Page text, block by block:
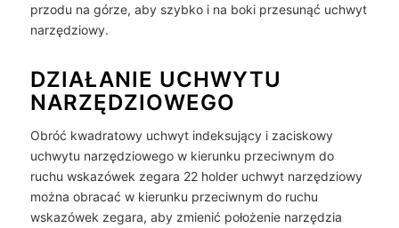
przodu na górze, aby szybko i na boki przesunąć uchwyt
narzędziowy.
DZIAŁANIE UCHWYTU
NARZĘDZIOWEGO
Obróć kwadratowy uchwyt indeksujący i zaciskowy
uchwytu narzędziowego w kierunku przeciwnym do
ruchu wskazówek zegara 22 holder uchwyt narzędziowy
można obracać w kierunku przeciwnym do ruchu
wskazówek zegara, aby zmienić położenie narzędzia